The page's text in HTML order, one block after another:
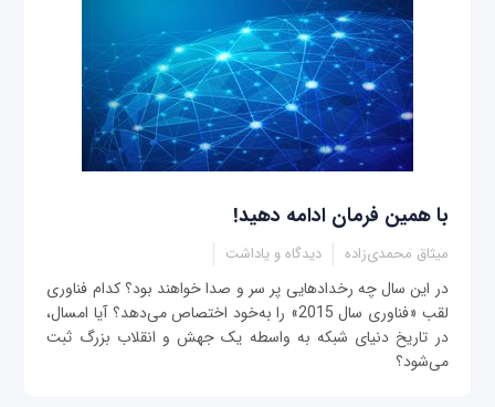
با همین فرمان ادامه دهید!
میثاق محمدی‌زاده دیدگاه و یاداشت
در این سال چه رخدادهایی پر سر و صدا خواهند بود؟ کدام فناوری
لقب «فناوری سال 2015» را به‌خود اختصاص می‌دهد؟ آیا امسال،
در تاریخ دنیای شبکه به واسطه یک جهش و انقلاب بزرگ ثبت
می‌شود؟